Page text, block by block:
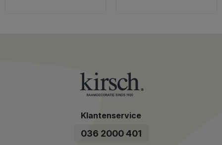
Klantenservice
036 2000 401